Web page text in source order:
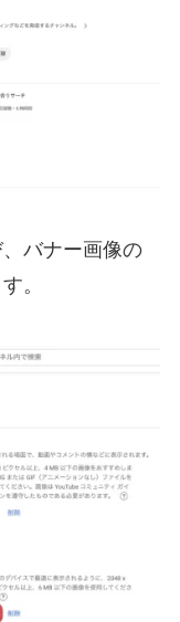
、バナー画像の
。